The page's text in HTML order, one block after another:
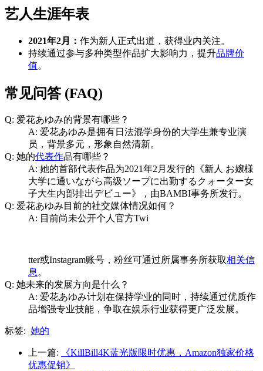
艺人生涯年表
2021年2月： 作为新人正式出道，获得业内关注。
持续通过参与多种类型作品扩大影响力，提升品牌价
值。
常见问答 (FAQ)
Q: 爱花あゆみ的背景有哪些？
A: 爱花あゆみ是拥有日法混学身份的大学生兼专业演
员，背景多元，形象自然清新。
Q: 她的代表作品有哪些？
A: 她的首部代表作品为2021年2月发行的《新人 お嬢様
大学に通いながら高级ソープに出勤するクォーター女
子大生内部排出デビュー》，由BAMBI事务所发行。
Q: 爱花あゆみ目前的社交媒体情况如何？
A: 目前尚未公开个人官方Twi
tter或Instagram账号，粉丝可通过所属事务所获取相关信
息。
Q: 她未来的发展方向是什么？
A: 爱花あゆみ计划在保持学业的同时，持续通过优质作
品增强专业技能，争取在娱乐行业获得更广泛发展。
标签: 她的
上一篇:
《KillBill4K蓝光版限时优惠，Amazon独家价格
优惠促销》